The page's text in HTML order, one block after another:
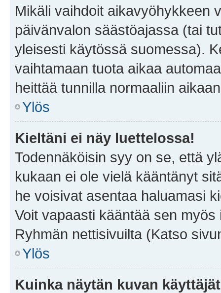
Mikäli vaihdoit aikavyöhykkeen
päivänvalon säästöajassa (tai
yleisesti käytössä suomessa).
vaihtamaan tuota aikaa
heittää tunnilla normaaliin
Ylös
Kieltäni ei näy luettelossa!
Todennäköisin syy on se, että
kukaan ei ole vielä kääntänyt
he voisivat asentaa haluamasi
Voit vapaasti kääntää sen
Ryhmän nettisivuilta (Katso
Ylös
Kuinka näytän kuvan